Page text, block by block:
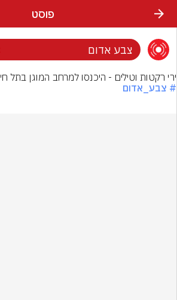
פוסט
צבע אדום
ירי רקטות וטילים - היכנסו למרחב המוגן בתל חי
# צבע_אדום